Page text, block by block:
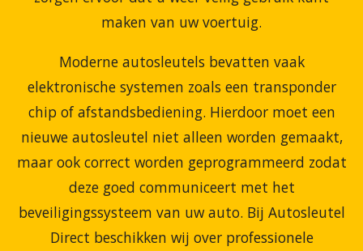
maken van uw voertuig.
Moderne autosleutels bevatten vaak
elektronische systemen zoals een transponder
chip of afstandsbediening. Hierdoor moet een
nieuwe autosleutel niet alleen worden gemaakt,
maar ook correct worden geprogrammeerd zodat
deze goed communiceert met het
beveiligingssysteem van uw auto. Bij Autosleutel
Direct beschikken wij over professionele